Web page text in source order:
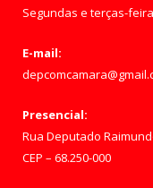
Segundas e terças-
E-mail:
Presencial:
Rua Deputado
CEP – 68.250-000